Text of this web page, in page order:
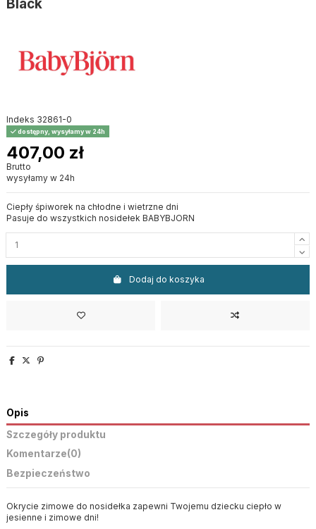
Black
Indeks 32861-0
dostępny, wysyłamy w 24h
407,00 zł
Brutto
wysyłamy w 24h
Ciepły śpiworek na chłodne i wietrzne dni
Pasuje do wszystkich nosidełek BABYBJORN
Dodaj do koszyka
Opis
Szczegóły produktu
Komentarze(0)
Bezpieczeństwo
Okrycie zimowe do nosidełka zapewni Twojemu dziecku ciepło w
jesienne i zimowe dni!